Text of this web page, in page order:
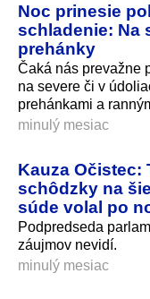
Noc prinesie
schladenie: Na
prehánky
Čaká nás prevažne
na severe či v
prehánkami a
minulý mesiac
Kauza Očistec:
schôdzky na
súde volal po
Podpredseda
záujmov nevidí.
minulý mesiac